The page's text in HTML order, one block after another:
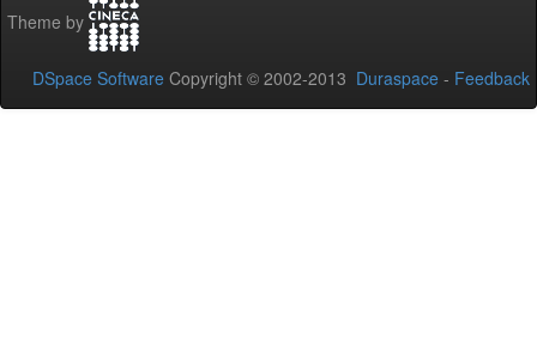
Theme by
DSpace Software Copyright © 2002-2013 Duraspace - Feedback